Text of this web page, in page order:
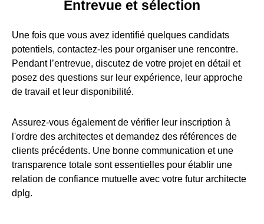
Entrevue et sélection
Une fois que vous avez identifié quelques candidats
potentiels, contactez-les pour organiser une rencontre.
Pendant l’entrevue, discutez de votre projet en détail et
posez des questions sur leur expérience, leur approche
de travail et leur disponibilité.
Assurez-vous également de vérifier leur inscription à
l'ordre des architectes et demandez des références de
clients précédents. Une bonne communication et une
transparence totale sont essentielles pour établir une
relation de confiance mutuelle avec votre futur architecte
dplg.